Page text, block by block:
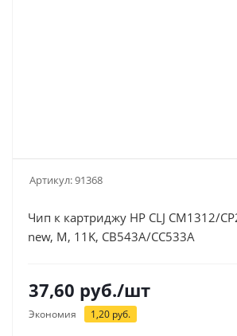
Артикул:91368
Чип к картриджу HP CLJ CM1312/
new, M, 11K, CB543A/CC533A
37,60 руб./шт
Экономия 1,20 руб.